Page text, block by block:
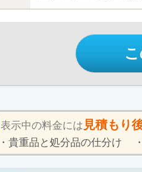
表示中の料金には 見積もり
貴重品と処分品の仕分け